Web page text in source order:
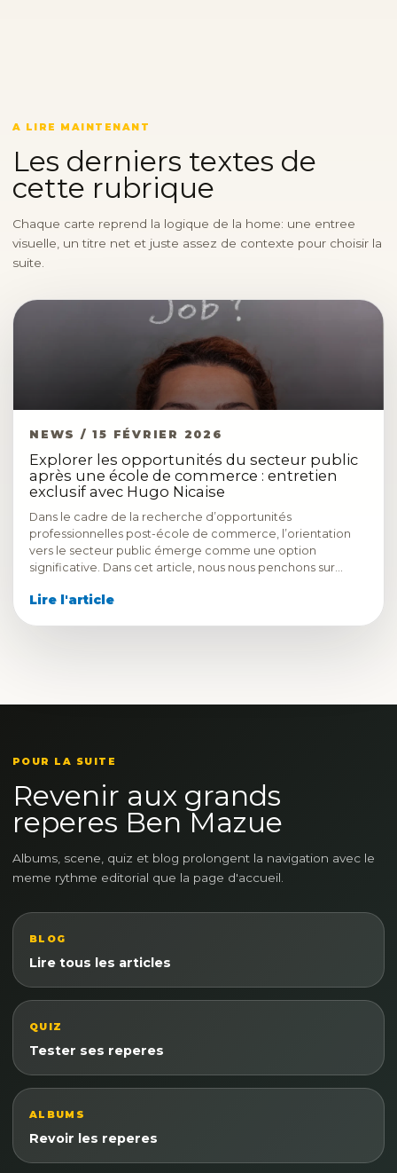
A LIRE MAINTENANT
Les derniers textes de
cette rubrique
Chaque carte reprend la logique de la home: une entree
visuelle, un titre net et juste assez de contexte pour choisir la
suite.
NEWS / 15 FÉVRIER 2026
Explorer les opportunités du secteur public
après une école de commerce : entretien
exclusif avec Hugo Nicaise
Dans le cadre de la recherche d’opportunités
professionnelles post-école de commerce, l’orientation
vers le secteur public émerge comme une option
significative. Dans cet article, nous nous penchons sur…
Lire l'article
POUR LA SUITE
Revenir aux grands
reperes Ben Mazue
Albums, scene, quiz et blog prolongent la navigation avec le
meme rythme editorial que la page d'accueil.
BLOG
Lire tous les articles
QUIZ
Tester ses reperes
ALBUMS
Revoir les reperes